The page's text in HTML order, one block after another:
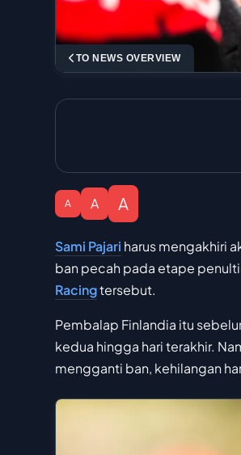
TO NEWS OVERVIEW
A A A
Sami Pajari harus mengakhiri
ban pecah pada etape
Racingtersebut.
Pembalap Finlandia itu
kedua hingga hari terakhir.
mengganti ban, kehilangan